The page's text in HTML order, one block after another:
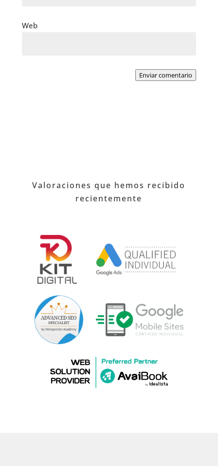
Web
Enviar comentario
Valoraciones que hemos recibido
recientemente